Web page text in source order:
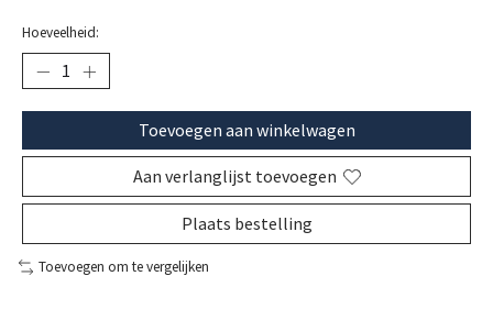
Hoeveelheid:
Toevoegen aan winkelwagen
Aan verlanglijst toevoegen
Plaats bestelling
Toevoegen om te vergelijken